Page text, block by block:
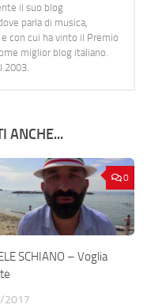
il suo blog
parla di musica,
con cui ha vinto il Premio
miglior blog italiano.
2003.
ANCHE...
0
SCHIANO – Voglia
2017